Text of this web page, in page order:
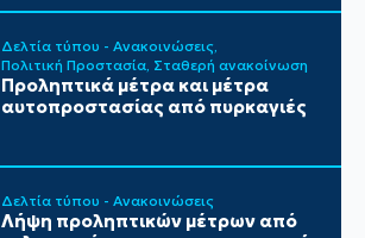
Δελτία τύπου - Ανακοινώσεις
Πολιτική Προστασία Σταθερή ανακοίνωση
Προληπτικά μέτρα και μέτρα
αυτοπροστασίας από πυρκαγιές
Δελτία τύπου - Ανακοινώσεις
Λήψη προληπτικών μέτρων από